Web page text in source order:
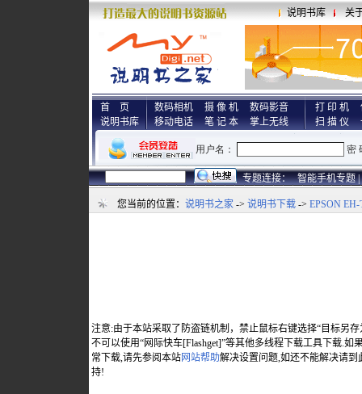
说明书库 关
首 页
说明书库
数码相机 摄 像 机
数码影音
移动电话
笔 记 本 掌上无线
打 印 机
扫 描 仪
专题连接： 智能手机专题 |
您当前的位置： 说明书之家 -> 说明书下载 -> EPSON
注意:由于本站采取了防盗链机制，禁止鼠标右键选择“目标另
不可以使用“网际快车[Flashget]”等其他多线程下载工具下载.如
常下载,请先参阅本站网站帮助解决设置问题,如还不能解决请到
持!